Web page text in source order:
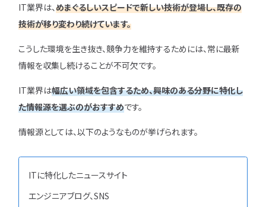
IT業界は、めまぐるしいスピードで新しい技術が登場し、既存の
技術が移り変わり続けています。
こうした環境を生き抜き、競争力を維持するためには、常に最新
情報を収集し続けることが不可欠です。
IT業界は幅広い領域を包含するため、興味のある分野に特化し
た情報源を選ぶのがおすすめです。
情報源としては、以下のようなものが挙げられます。
ITに特化したニュースサイト
エンジニアブログ、SNS